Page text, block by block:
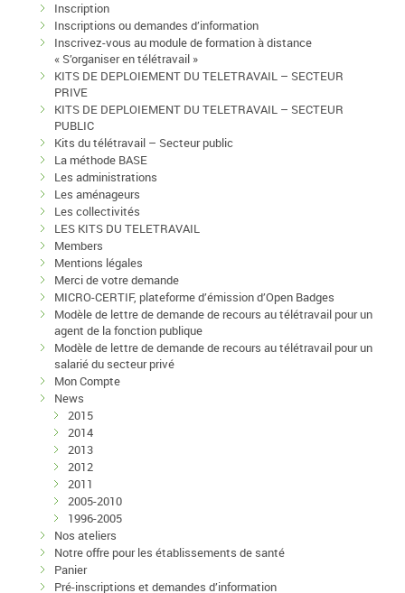
Inscription
Inscriptions ou demandes d’information
Inscrivez-vous au module de formation à distance
« S’organiser en télétravail »
KITS DE DEPLOIEMENT DU TELETRAVAIL – SECTEUR
PRIVE
KITS DE DEPLOIEMENT DU TELETRAVAIL – SECTEUR
PUBLIC
Kits du télétravail – Secteur public
La méthode BASE
Les administrations
Les aménageurs
Les collectivités
LES KITS DU TELETRAVAIL
Members
Mentions légales
Merci de votre demande
MICRO-CERTIF, plateforme d’émission d’Open Badges
Modèle de lettre de demande de recours au télétravail pour un
agent de la fonction publique
Modèle de lettre de demande de recours au télétravail pour un
salarié du secteur privé
Mon Compte
News
2015
2014
2013
2012
2011
2005-2010
1996-2005
Nos ateliers
Notre offre pour les établissements de santé
Panier
Pré-inscriptions et demandes d’information